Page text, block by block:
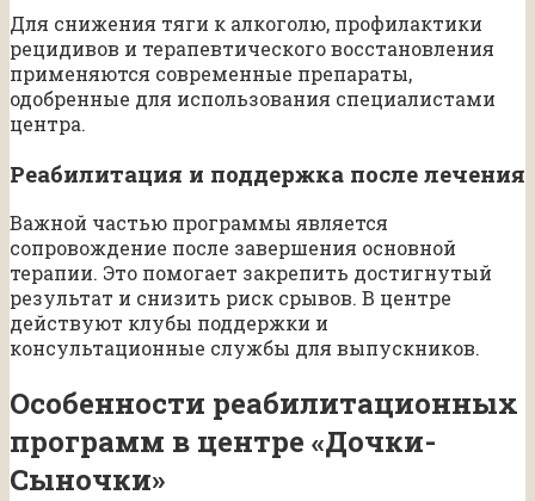
Для снижения тяги к алкоголю, профилактики
рецидивов и терапевтического восстановления
применяются современные препараты,
одобренные для использования специалистами
центра.
Реабилитация и поддержка после лечения
Важной частью программы является
сопровождение после завершения основной
терапии. Это помогает закрепить достигнутый
результат и снизить риск срывов. В центре
действуют клубы поддержки и
консультационные службы для выпускников.
Особенности реабилитационных
программ в центре «Дочки-
Сыночки»